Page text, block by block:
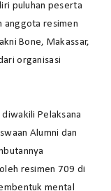
puluhan peserta
anggota resimen
Bone, Makassar,
organisasi
Pelaksana
Alumni dan
resimen 709 di
mental